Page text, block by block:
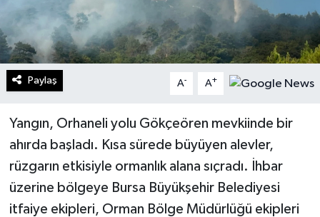
Paylaş A- A+
Yangın, Orhaneli yolu Gökçeören mevkiinde bir
ahırda başladı. Kısa sürede büyüyen alevler,
rüzgarın etkisiyle ormanlık alana sıçradı. İhbar
üzerine bölgeye Bursa Büyükşehir Belediyesi
itfaiye ekipleri, Orman Bölge Müdürlüğü ekipleri